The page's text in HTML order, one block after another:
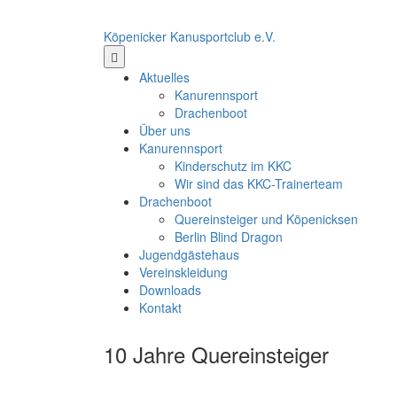
Köpenicker Kanusportclub e.V.
Aktuelles
Kanurennsport
Drachenboot
Über uns
Kanurennsport
Kinderschutz im KKC
Wir sind das KKC-Trainerteam
Drachenboot
Quereinsteiger und Köpenicksen
Berlin Blind Dragon
Jugendgästehaus
Vereinskleidung
Downloads
Kontakt
10 Jahre Quereinsteiger